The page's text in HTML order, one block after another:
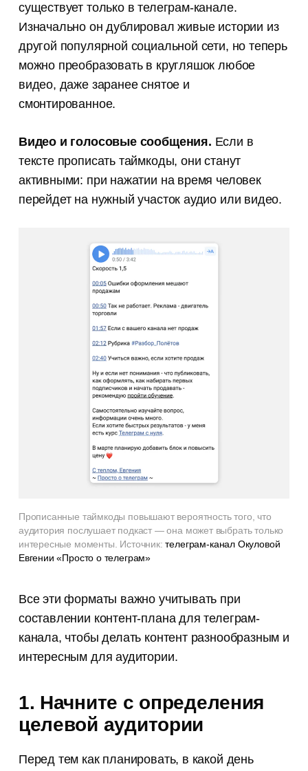
существует только в телеграм-канале.
Изначально он дублировал живые истории из
другой популярной социальной сети, но теперь
можно преобразовать в кругляшок любое
видео, даже заранее снятое и
смонтированное.
Видео и голосовые сообщения. Если в
тексте прописать таймкоды, они станут
активными: при нажатии на время человек
перейдет на нужный участок аудио или видео.
Прописанные таймкоды повышают вероятность того, что
аудитория послушает подкаст — она может выбрать только
интересные моменты. Источник:телеграм-канал Окуловой
Евгении «Просто о телеграм»
Все эти форматы важно учитывать при
составлении контент-плана для телеграм-
канала, чтобы делать контент разнообразным и
интересным для аудитории.
1. Начните с определения
целевой аудитории
Перед тем как планировать, в какой день